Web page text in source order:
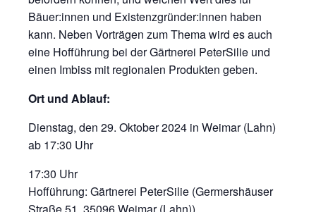
Bäuer:innen und Existenzgründer:innen haben
kann. Neben Vorträgen zum Thema wird es auch
eine Hofführung bei der Gärtnerei PeterSilie und
einen Imbiss mit regionalen Produkten geben.
Ort und Ablauf:
Dienstag, den 29. Oktober 2024 in Weimar (Lahn)
ab 17:30 Uhr
17:30 Uhr
Hofführung: Gärtnerei PeterSilie (Germershäuser